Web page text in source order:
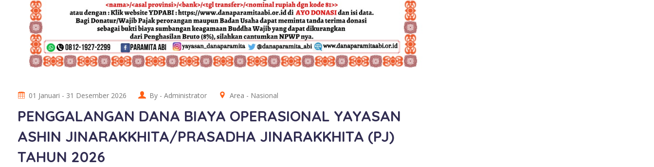
01 Januari - 31 Desember 2026 By - Administrator Area - Nasional
PENGGALANGAN DANA BIAYA OPERASIONAL YAYASAN
ASHIN JINARAKKHITA/PRASADHA JINARAKKHITA (PJ)
TAHUN 2026